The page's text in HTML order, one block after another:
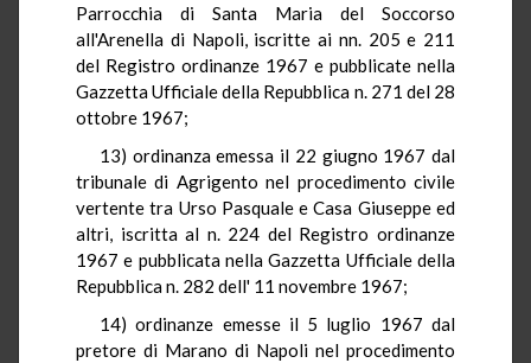
Parrocchia di Santa Maria del Soccorso
all'Arenella di Napoli, iscritte ai nn. 205 e 211
del Registro ordinanze 1967 e pubblicate nella
Gazzetta Ufficiale della Repubblica n. 271 del 28
ottobre 1967;
13) ordinanza emessa il 22 giugno 1967 dal
tribunale di Agrigento nel procedimento civile
vertente tra Urso Pasquale e Casa Giuseppe ed
altri, iscritta al n. 224 del Registro ordinanze
1967 e pubblicata nella Gazzetta Ufficiale della
Repubblica n. 282 dell' 11 novembre 1967;
14) ordinanze emesse il 5 luglio 1967 dal
pretore di Marano di Napoli nel procedimento